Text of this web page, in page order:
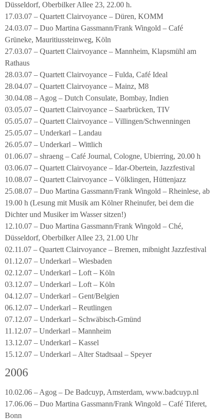
Düsseldorf, Oberbilker Allee 23, 22.00 h.
17.03.07 – Quartett Clairvoyance – Düren, KOMM
24.03.07 – Duo Martina Gassmann/Frank Wingold – Café
Grüneke, Mauritiussteinweg, Köln
27.03.07 – Quartett Clairvoyance – Mannheim, Klapsmühl am
Rathaus
28.03.07 – Quartett Clairvoyance – Fulda, Café Ideal
28.04.07 – Quartett Clairvoyance – Mainz, M8
30.04.08 – Agog – Dutch Consulate, Bombay, Indien
03.05.07 – Quartett Clairvoyance – Saarbrücken, TIV
05.05.07 – Quartett Clairvoyance – Villingen/Schwenningen
25.05.07 – Underkarl – Landau
26.05.07 – Underkarl – Wittlich
01.06.07 – shraeng – Café Journal, Cologne, Ubierring, 20.00 h
03.06.07 – Quartett Clairvoyance – Idar-Obertein, Jazzfestival
10.08.07 – Quartett Clairvoyance – Völklingen, Hüttenjazz
25.08.07 – Duo Martina Gassmann/Frank Wingold – Rheinlese, ab
19.00 h (Lesung mit Musik am Kölner Rheinufer, bei dem die
Dichter und Musiker im Wasser sitzen!)
12.10.07 – Duo Martina Gassmann/Frank Wingold – Ché,
Düsseldorf, Oberbilker Allee 23, 21.00 Uhr
02.11.07 – Quartett Clairvoyance – Bremen, mibnight Jazzfestival
01.12.07 – Underkarl – Wiesbaden
02.12.07 – Underkarl – Loft – Köln
03.12.07 – Underkarl – Loft – Köln
04.12.07 – Underkarl – Gent/Belgien
06.12.07 – Underkarl – Reutlingen
07.12.07 – Underkarl – Schwäbisch-Gmünd
11.12.07 – Underkarl – Mannheim
13.12.07 – Underkarl – Kassel
15.12.07 – Underkarl – Alter Stadtsaal – Speyer
2006
10.02.06 – Agog – De Badcuyp, Amsterdam, www.badcuyp.nl
17.06.06 – Duo Martina Gassmann/Frank Wingold – Café Tiferet,
Bonn